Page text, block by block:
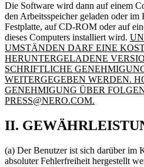
Die Software wird dann auf einem
den Arbeitsspeicher geladen oder
Festplatte, auf CD-ROM oder auf
dieses Computers installiert wird.
UMSTÄNDEN DARF EINE
HERUNTERGELADENE
SCHRIFTLICHE
WEITERGEGEBEN WERDEN.
GENEHMIGUNG ÜBER
PRESS@NERO.COM.
II.
(a) Der Benutzer ist sich darüber im
absoluter Fehlerfreiheit hergestellt